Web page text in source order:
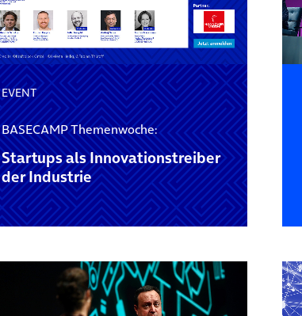
EVENT
BASECAMP Themenwoche:
Startups als Innovationstreiber
der Industrie